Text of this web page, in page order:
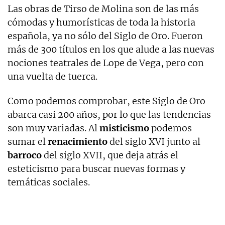
Las obras de Tirso de Molina son de las más
cómodas y humorísticas de toda la historia
española, ya no sólo del Siglo de Oro. Fueron
más de 300 títulos en los que alude a las nuevas
nociones teatrales de Lope de Vega, pero con
una vuelta de tuerca.
Como podemos comprobar, este Siglo de Oro
abarca casi 200 años, por lo que las tendencias
son muy variadas. Almisticismopodemos
sumar elrenacimientodel siglo XVI junto al
barrocodel siglo XVII, que deja atrás el
esteticismo para buscar nuevas formas y
temáticas sociales.